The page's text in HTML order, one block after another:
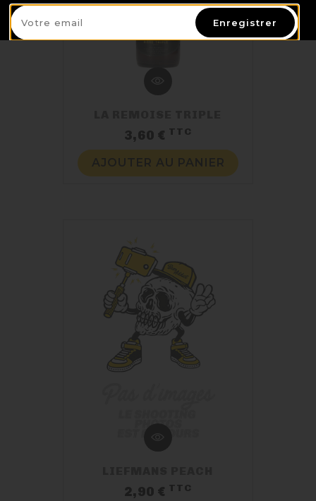
3,60 € TTC
AJOUTER AU PANIER
2,90 € TTC
Enregistrer